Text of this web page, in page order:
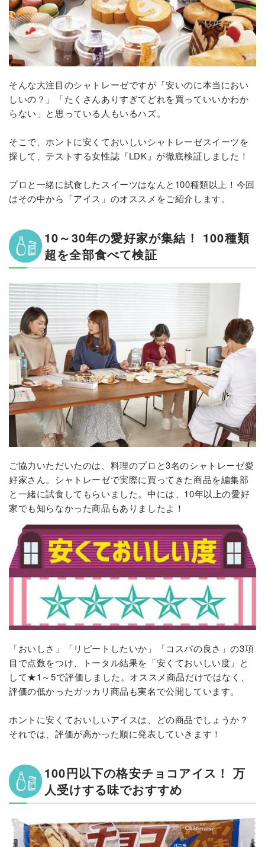
そんな大注目のシャトレーゼですが「安いのに本当におい
しいの？」「たくさんありすぎてどれを買っていいかわか
らない」と思っている人もいるハズ。
そこで、ホントに安くておいしいシャトレーゼスイーツを
探して、テストする女性誌『LDK』が徹底検証しました！
プロと一緒に試食したスイーツはなんと100種類以上！今回
はその中から「アイス」のオススメをご紹介します。
10～30年の愛好家が集結！ 100種類
超を全部食べて検証
ご協力いただいたのは、料理のプロと3名のシャトレーゼ愛
好家さん。シャトレーゼで実際に買ってきた商品を編集部
と一緒に試食してもらいました。中には、10年以上の愛好
家でも知らなかった商品もありましたよ！
「おいしさ」「リピートしたいか」「コスパの良さ」の3項
目で点数をつけ、トータル結果を「安くておいしい度」と
して★1～5で評価しました。オススメ商品だけではなく、
評価の低かったガッカリ商品も実名で公開しています。
ホントに安くておいしいアイスは、どの商品でしょうか？
それでは、評価が高かった順に発表していきます！
100円以下の格安チョコアイス！ 万
人受けする味でおすすめ